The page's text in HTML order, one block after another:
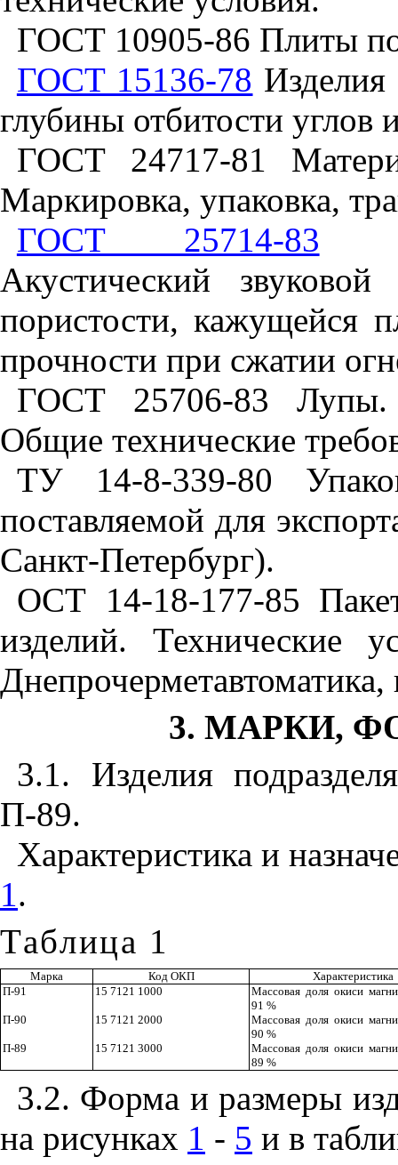
ГОСТ 10905-86 Плиты
ГОСТ 15136-78
глубины отбитости углов
ГОСТ 24717-81
Маркировка, упаковка,
ГОСТ 25714-83
Акустический
пористости, кажущейся
прочности при сжатии
ГОСТ 25706-83 Лупы.
Общие технические
ТУ 14-8-339-80
поставляемой для
Санкт-Петербург).
ОСТ 14-18-177-85
изделий. Технические
3. МАРКИ,
3.1. Изделия
П-89.
Характеристика и
1.
Таблица 1
Марка Код ОКП
Характеристика
П-91
15 7121 1000
Массовая доля окиси
91 %
П-90
15 7121 2000
Массовая доля окиси
90 %
П-89
15 7121 3000
Массовая доля окиси
89 %
3.2. Форма и размеры
на рисунках 1 - 5 и в